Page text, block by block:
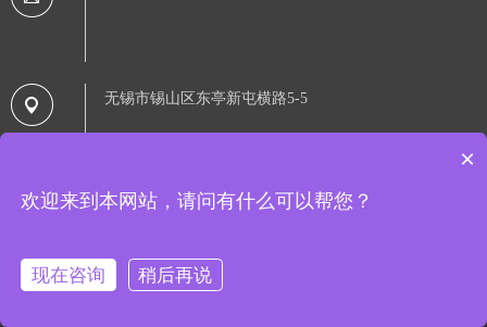
无锡市锡山区东亭新屯横路5-5
16054220号-4
友情链接：网站地图RSS
×
欢迎来到本网站，请问有什么可以帮您？
现在咨询 稍后再说